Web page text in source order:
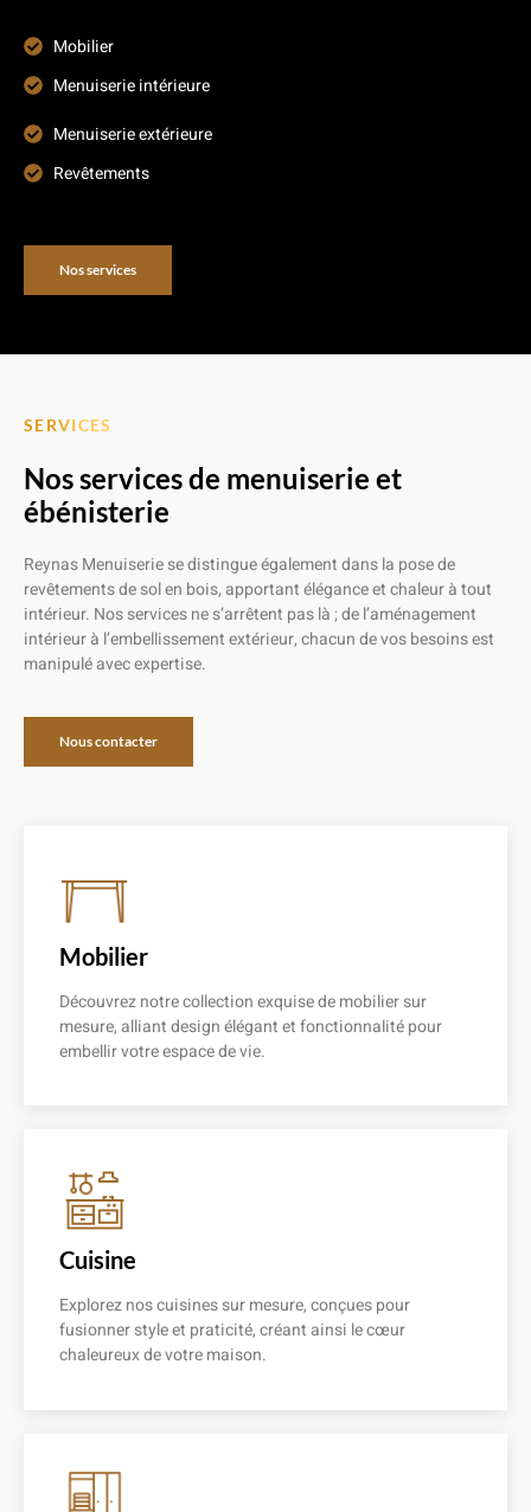
Mobilier
Menuiserie intérieure
Menuiserie extérieure
Revêtements
Nos services
SERVICES
Nos services de menuiserie et
ébénisterie
Reynas Menuiserie se distingue également dans la pose de
revêtements de sol en bois, apportant élégance et chaleur à tout
intérieur. Nos services ne s’arrêtent pas là ; de l’aménagement
intérieur à l’embellissement extérieur, chacun de vos besoins est
manipulé avec expertise.
Nous contacter
Mobilier
Découvrez notre collection exquise de mobilier sur
mesure, alliant design élégant et fonctionnalité pour
embellir votre espace de vie.
Cuisine
Explorez nos cuisines sur mesure, conçues pour
fusionner style et praticité, créant ainsi le cœur
chaleureux de votre maison.